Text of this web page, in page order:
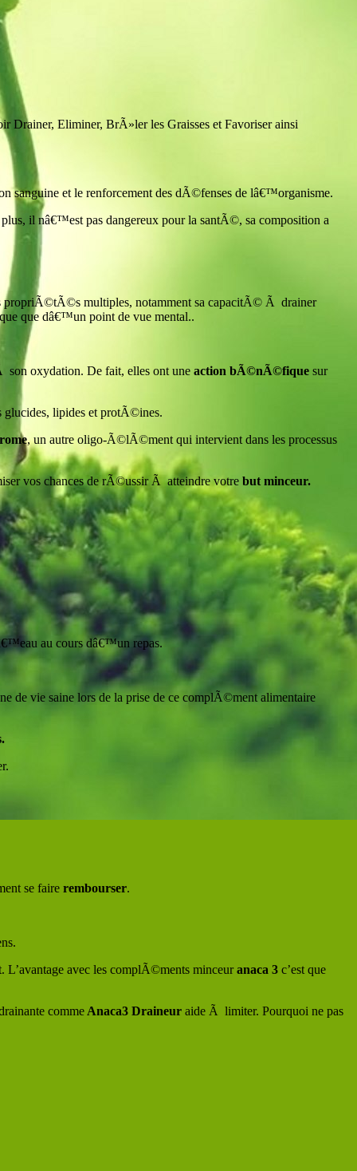
Drainer, Eliminer, BrÃ»ler les Graisses et Favoriser ainsi
sanguine et le renforcement des dÃ©fenses de lâ€™organisme.
il nâ€™est pas dangereux pour la santÃ©, sa composition a
propriÃ©tÃ©s multiples, notamment sa capacitÃ© Ã drainer
que dâ€™un point de vue mental..
son oxydation. De fait, elles ont une action bÃ©nÃ©fique sur
lipides et protÃ©ines.
, un autre oligo-Ã©lÃ©ment qui intervient dans les processus
vos chances de rÃ©ussir Ã atteindre votre but minceur.
au cours dâ€™un repas.
vie saine lors de la prise de ce complÃ©ment alimentaire
se faire rembourser.
L’avantage avec les complÃ©ments minceuranaca 3 c’est que
comme Anaca3 Draineur aide Ã limiter. Pourquoi ne pas